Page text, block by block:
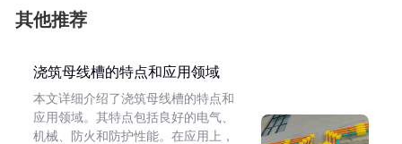
其他推荐
浇筑母线槽的特点和应用领域
本文详细介绍了浇筑母线槽的特点和
应用领域。其特点包括良好的电气、
机械、防火和防护性能。在应用上，